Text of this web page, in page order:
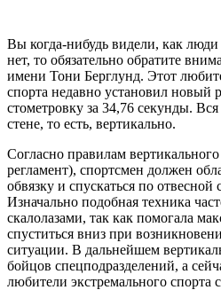
Вы когда-нибудь видели, как
нет, то обязательно обратите
имени Тони Берглунд. Этот
спорта недавно установил новый
стометровку за 34,76 секунды.
стене, то есть, вертикально.
Согласно правилам вертикального
регламент), спортсмен должен
обвязку и спускаться по отвесной
Изначально подобная техника
скалолазами, так как помогала
спуститься вниз при
ситуации. В дальнейшем
бойцов спецподразделений, а
любители экстремального спорта